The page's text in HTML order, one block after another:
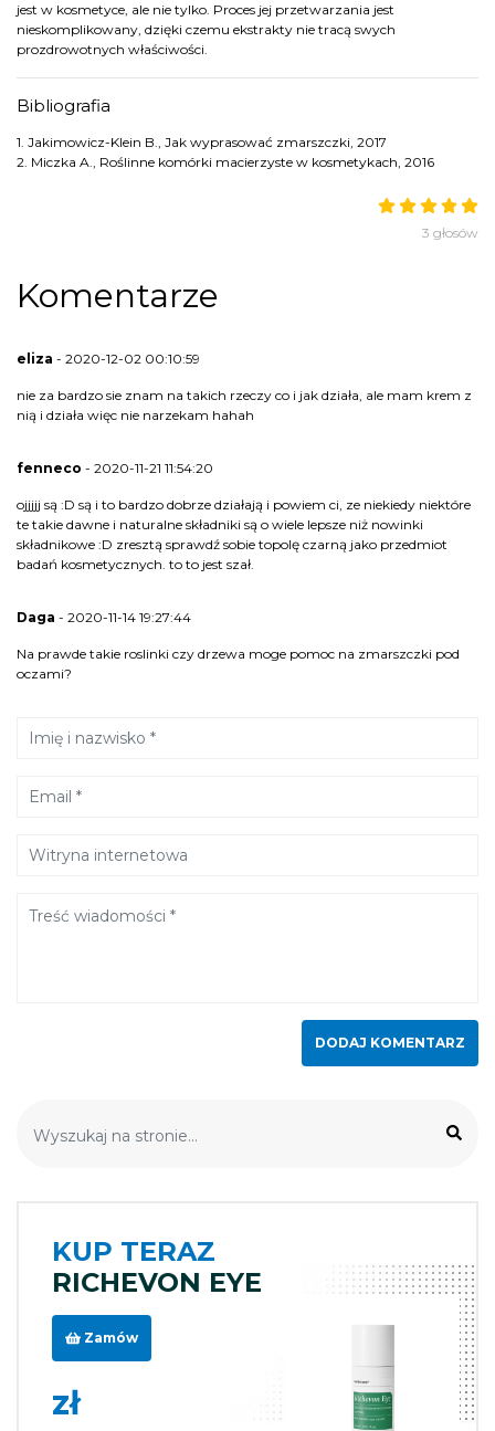
jest w kosmetyce, ale nie tylko. Proces jej przetwarzania jest
nieskomplikowany, dzięki czemu ekstrakty nie tracą swych
prozdrowotnych właściwości.
Bibliografia
1. Jakimowicz-Klein B., Jak wyprasować zmarszczki, 2017
2. Miczka A., Roślinne komórki macierzyste w kosmetykach, 2016
3 głosów
Komentarze
eliza - 2020-12-02 00:10:59
nie za bardzo sie znam na takich rzeczy co i jak działa, ale mam krem z
nią i działa więc nie narzekam hahah
fenneco - 2020-11-21 11:54:20
ojjjjj są :D są i to bardzo dobrze działają i powiem ci, ze niekiedy niektóre
te takie dawne i naturalne składniki są o wiele lepsze niż nowinki
składnikowe :D zresztą sprawdź sobie topolę czarną jako przedmiot
badań kosmetycznych. to to jest szał.
Daga - 2020-11-14 19:27:44
Na prawde takie roslinki czy drzewa moge pomoc na zmarszczki pod
oczami?
KUP TERAZ
RICHEVON EYE
Zamów
zł